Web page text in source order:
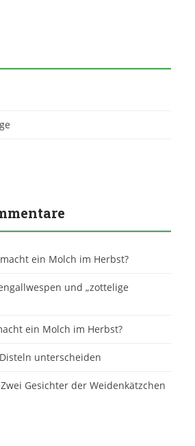
ein Molch im Herbst?
und „zottelige
ein Molch im Herbst?
Disteln unterscheiden
Zwei Gesichter der Weidenkätzchen